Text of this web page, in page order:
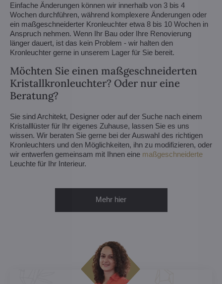
Einfache Änderungen können wir innerhalb von 3 bis 4
Wochen durchführen, während komplexere Änderungen oder
ein maßgeschneiderter Kronleuchter etwa 8 bis 10 Wochen in
Anspruch nehmen. Wenn Ihr Bau oder Ihre Renovierung
länger dauert, ist das kein Problem - wir halten den
Kronleuchter gerne in unserem Lager für Sie bereit.
Möchten Sie einen maßgeschneiderten
Kristallkronleuchter? Oder nur eine
Beratung?
Sie sind Architekt, Designer oder auf der Suche nach einem
Kristalllüster für Ihr eigenes Zuhause, lassen Sie es uns
wissen. Wir beraten Sie gerne bei der Auswahl des richtigen
Kronleuchters und den Möglichkeiten, ihn zu modifizieren, oder
wir entwerfen gemeinsam mit Ihnen eine maßgeschneiderte
Leuchte für Ihr Interieur.
Mehr hier